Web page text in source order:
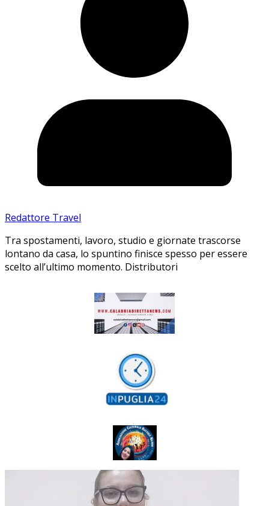
Redattore Travel
Tra spostamenti, lavoro, studio e giornate trascorse
lontano da casa, lo spuntino finisce spesso per essere
scelto all’ultimo momento. Distributori